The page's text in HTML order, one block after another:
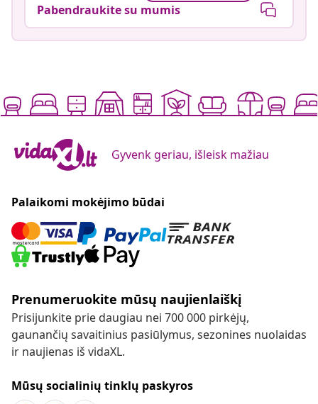
Pabendraukite su mumis
Gyvenk geriau, išleisk mažiau
Palaikomi mokėjimo būdai
Prenumeruokite mūsų naujienlaiškį
Prisijunkite prie daugiau nei 700 000 pirkėjų,
gaunančių savaitinius pasiūlymus, sezonines nuolaidas
ir naujienas iš vidaXL.
Mūsų socialinių tinklų paskyros